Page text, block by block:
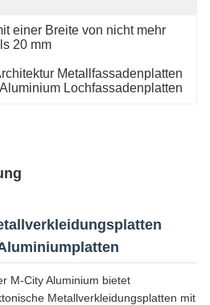
einer Breite von nicht mehr
20 mm
Metallfassadenplatten
Aluminium Lochfassadenplatten
M-City Aluminium bietet
Metallverkleidungsplatten mit